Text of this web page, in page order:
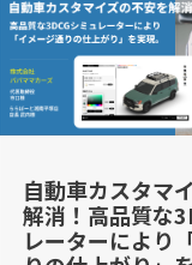
自動車カスタマ
解消！高品質な
レーターにより